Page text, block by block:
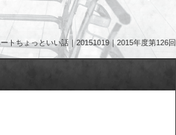
トちょっといい話｜20151019｜2015年度第126回